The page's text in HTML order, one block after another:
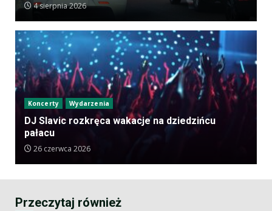
4 sierpnia 2026
Koncerty Wydarzenia
DJ Slavic rozkręca wakacje na dziedzińcu
pałacu
26 czerwca 2026
Przeczytaj również